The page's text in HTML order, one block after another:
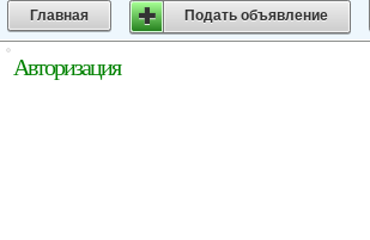
Главная Подать объявление
Авторизация